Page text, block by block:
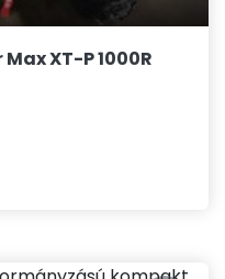
XT-P 1000R